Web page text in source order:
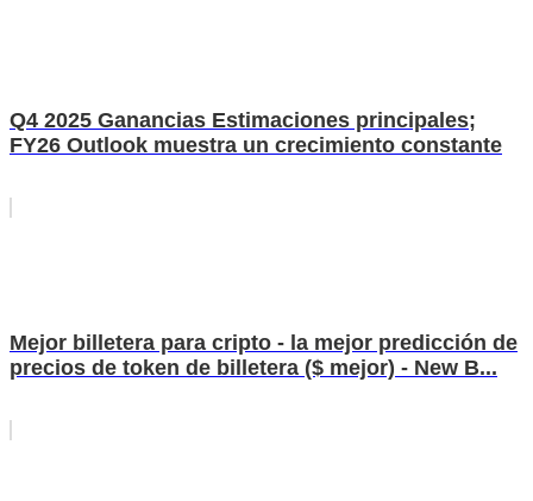
Q4 2025 Ganancias Estimaciones principales;
FY26 Outlook muestra un crecimiento constante
Mejor billetera para cripto - la mejor predicción de
precios de token de billetera ($ mejor) - New B...